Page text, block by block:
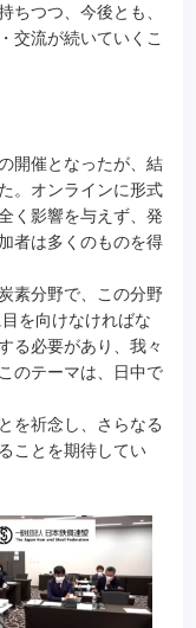
ちつつ、今後とも、
交流が続いていくこ
開催となったが、結
。オンラインに形式
く影響を与えず、発
者は多くのものを得
素分野で、この分野
を向けなければな
る必要があり、我々
のテーマは、日中で
を祈念し、さらなる
ことを期待してい